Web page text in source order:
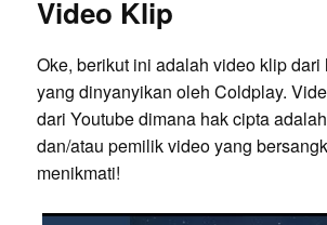
Video Klip
Oke, berikut ini adalah video klip dari
yang dinyanyikan oleh Coldplay.
dari Youtube dimana hak cipta
dan/atau pemilik video yang
menikmati!